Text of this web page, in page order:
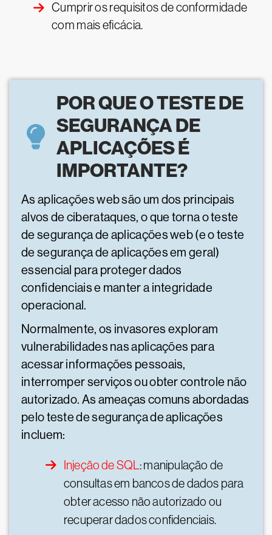
Cumprir os requisitos de conformidade
com mais eficácia.
POR QUE O TESTE DE
SEGURANÇA DE
APLICAÇÕES É
IMPORTANTE?
As aplicações web são um dos principais
alvos de ciberataques, o que torna o teste
de segurança de aplicações web (e o teste
de segurança de aplicações em geral)
essencial para proteger dados
confidenciais e manter a integridade
operacional.
Normalmente, os invasores exploram
vulnerabilidades nas aplicações para
acessar informações pessoais,
interromper serviços ou obter controle não
autorizado. As ameaças comuns abordadas
pelo teste de segurança de aplicações
incluem:
Injeção de SQL: manipulação de
consultas em bancos de dados para
obter acesso não autorizado ou
recuperar dados confidenciais.